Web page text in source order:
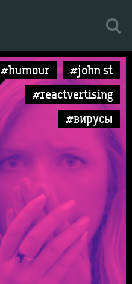
#humour
#john st
#reactvertising
#вирусы